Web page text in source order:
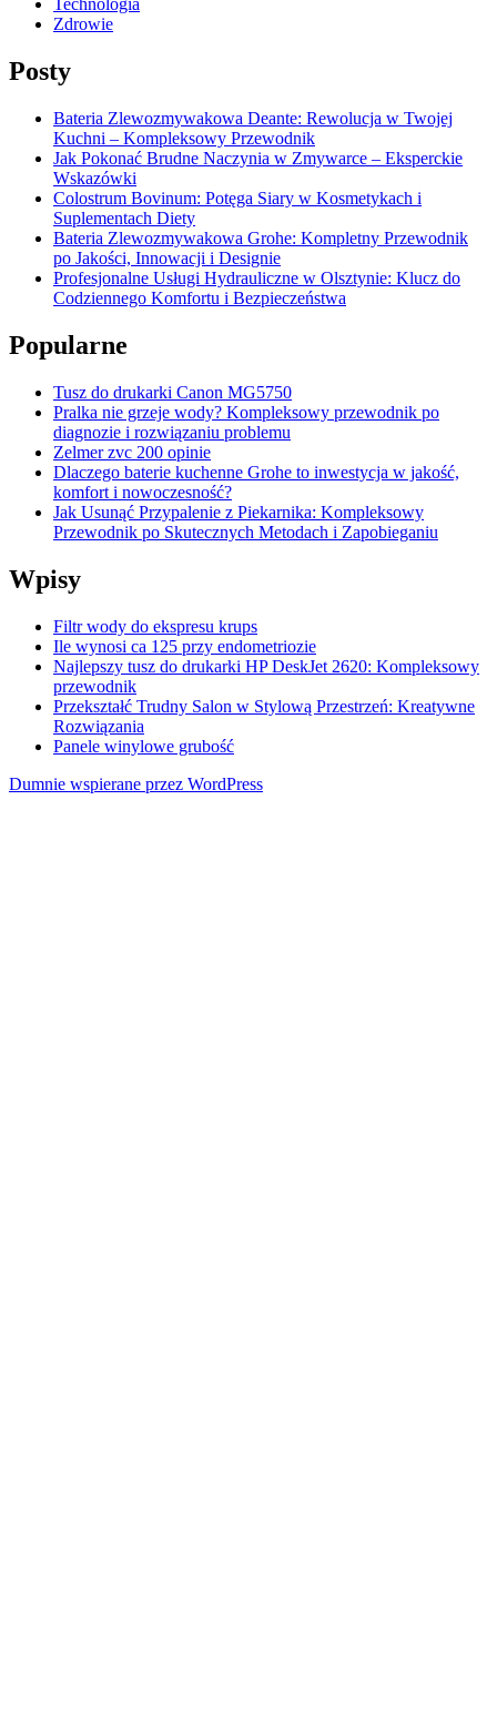
Technologia
Zdrowie
Posty
Bateria Zlewozmywakowa Deante: Rewolucja w Twojej
Kuchni – Kompleksowy Przewodnik
Jak Pokonać Brudne Naczynia w Zmywarce – Eksperckie
Wskazówki
Colostrum Bovinum: Potęga Siary w Kosmetykach i
Suplementach Diety
Bateria Zlewozmywakowa Grohe: Kompletny Przewodnik
po Jakości, Innowacji i Designie
Profesjonalne Usługi Hydrauliczne w Olsztynie: Klucz do
Codziennego Komfortu i Bezpieczeństwa
Popularne
Tusz do drukarki Canon MG5750
Pralka nie grzeje wody? Kompleksowy przewodnik po
diagnozie i rozwiązaniu problemu
Zelmer zvc 200 opinie
Dlaczego baterie kuchenne Grohe to inwestycja w jakość,
komfort i nowoczesność?
Jak Usunąć Przypalenie z Piekarnika: Kompleksowy
Przewodnik po Skutecznych Metodach i Zapobieganiu
Wpisy
Filtr wody do ekspresu krups
Ile wynosi ca 125 przy endometriozie
Najlepszy tusz do drukarki HP DeskJet 2620: Kompleksowy
przewodnik
Przekształć Trudny Salon w Stylową Przestrzeń: Kreatywne
Rozwiązania
Panele winylowe grubość
Dumnie wspierane przez WordPress